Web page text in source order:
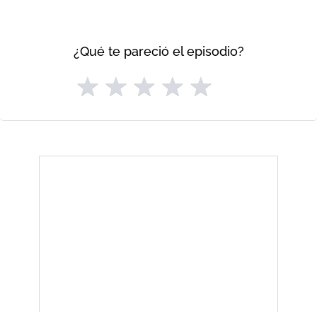
¿Qué te pareció el episodio?